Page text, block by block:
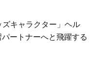
キャラクター」ヘル
ートナーへと飛躍する